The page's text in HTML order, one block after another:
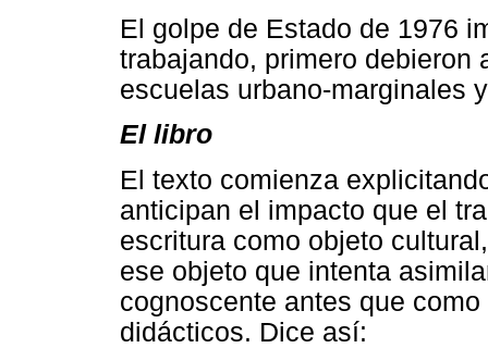
El golpe de Estado de 1976
trabajando, primero debieron
escuelas urbano-marginales
El libro
El texto comienza
anticipan el impacto que el
escritura como objeto
ese objeto que intenta
cognoscente antes que
didácticos. Dice así: